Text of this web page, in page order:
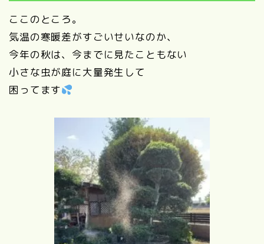
ここのところ。
気温の寒暖差がすごいせいなのか、
今年の秋は、今までに見たこともない
小さな虫が庭に大量発生して
困ってます